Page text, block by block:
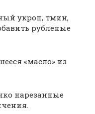
укроп, тмин,
рубленые
«масло» из
нарезанные